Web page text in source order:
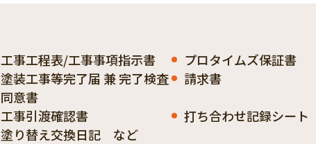
工事工程表/工事事項指示書
プロタイムズ保証書
塗装工事等完了届 兼 完了検査
同意書
請求書
工事引渡確認書
打ち合わせ記録シート
塗り替え交換日記 など